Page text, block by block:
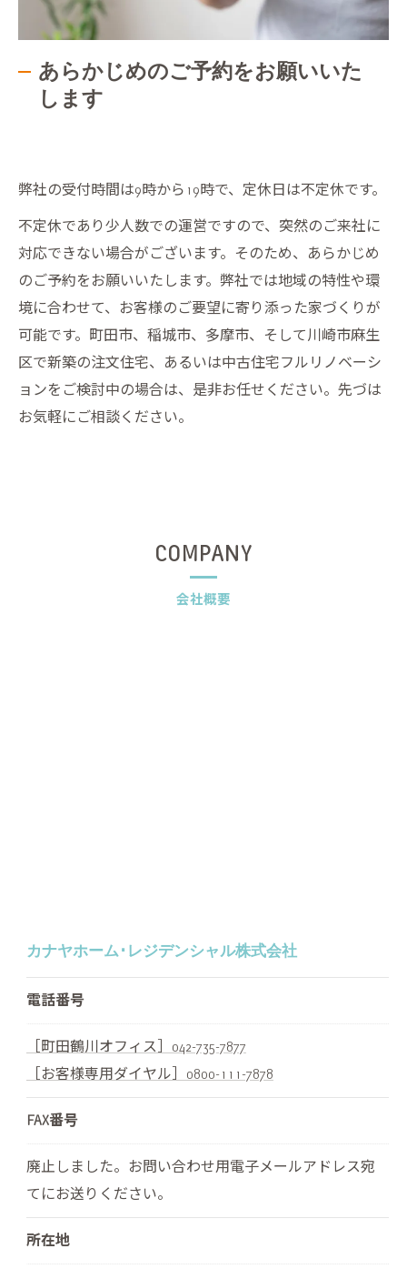
あらかじめのご予約をお願いいた
します
弊社の受付時間は9時から19時で、定休日は不定休です。
不定休であり少人数での運営ですので、突然のご来社に
対応できない場合がございます。そのため、あらかじめ
のご予約をお願いいたします。弊社では地域の特性や環
境に合わせて、お客様のご要望に寄り添った家づくりが
可能です。町田市、稲城市、多摩市、そして川崎市麻生
区で新築の注文住宅、あるいは中古住宅フルリノベーシ
ョンをご検討中の場合は、是非お任せください。先づは
お気軽にご相談ください。
会社概要
COMPANY
カナヤホーム･レジデンシャル株式会社
電話番号
［町田鶴川オフィス］042-735-7877
［お客様専用ダイヤル］0800-111-7878
FAX番号
廃止しました。お問い合わせ用電子メールアドレス宛
てにお送りください。
所在地